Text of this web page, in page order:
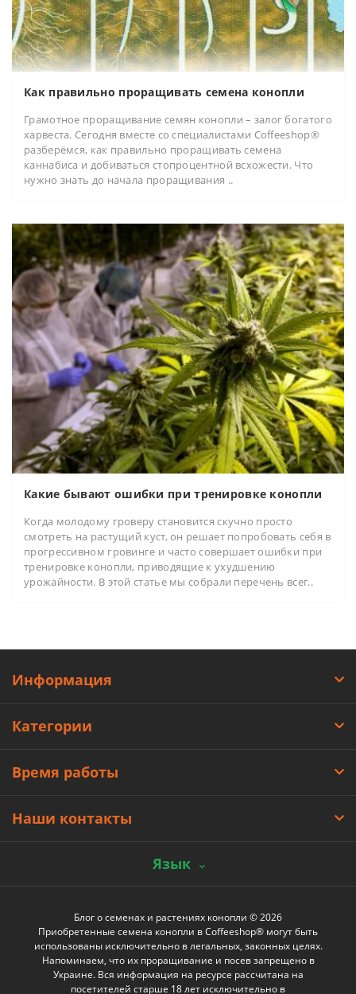
Как правильно проращивать семена конопли
Грамотное проращивание семян конопли – залог богатого
харвеста. Сегодня вместе со специалистами Coffeeshop®
разберёмся, как правильно проращивать семена
каннабиса и добиваться стопроцентной всхожести. Что
нужно знать до начала проращивания ..
Какие бывают ошибки при тренировке конопли
Когда молодому гроверу становится скучно просто
смотреть на растущий куст, он решает попробовать себя в
прогрессивном гровинге и часто совершает ошибки при
тренировке конопли, приводящие к ухудшению
урожайности. В этой статье мы собрали перечень всег..
Информация
Категории
Время работы
Наши контакты
Язык
Блог о семенах и растениях конопли © 2026
Приобретенные семена конопли в Coffeeshop® могут быть
использованы исключительно в легальных, законных целях.
Напоминаем, что их проращивание и посев запрещено в
Украине. Вся информация на ресурсе рассчитана на
посетителей старше 18 лет исключительно в